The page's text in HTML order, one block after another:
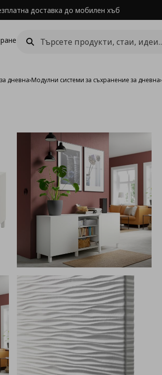
доставка до мобилен хъб
дневна›Модулни системи за съхранение за дневна›